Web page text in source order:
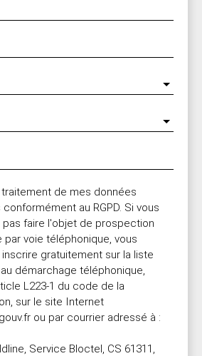
de mes données
au RGPD. Si vous
pas faire l'objet de prospection
par voie téléphonique, vous
gratuitement sur la liste
démarchage téléphonique,
L223-1 du code de la
sur le site Internet
ou par courrier adressé à :
Service Bloctel, CS 61311,